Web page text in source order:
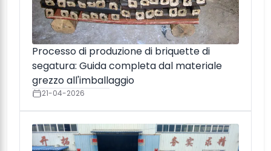
Processo di produzione di briquette di
segatura: Guida completa dal materiale
grezzo all'imballaggio
21-04-2026